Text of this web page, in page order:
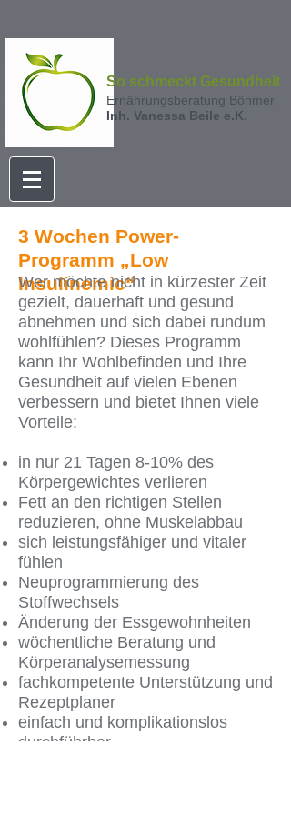
Ernährungsberatung Böhmer
Inh. Vanessa Beile e.K.
So schmeckt Gesundheit
3 Wochen Power-
Programm „Low
Insulinemic“
Wer möchte nicht in kürzester Zeit
gezielt, dauerhaft und gesund
abnehmen und sich dabei rundum
wohlfühlen? Dieses Programm
kann Ihr Wohlbefinden und Ihre
Gesundheit auf vielen Ebenen
verbessern und bietet Ihnen viele
Vorteile:
in nur 21 Tagen 8-10% des
Körpergewichtes verlieren
Fett an den richtigen Stellen
reduzieren, ohne Muskelabbau
sich leistungsfähiger und vitaler
fühlen
Neuprogrammierung des
Stoffwechsels
Änderung der Essgewohnheiten
wöchentliche Beratung und
Körperanalysemessung
fachkompetente Unterstützung und
Rezeptplaner
einfach und komplikationslos
durchführbar